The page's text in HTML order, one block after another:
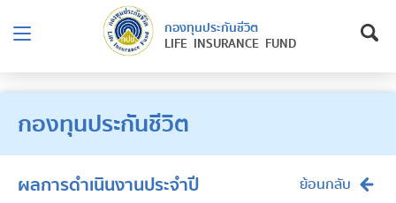
กองทุนประกันชีวิต
LIFE INSURANCE FUND
กองทุนประกันชีวิต
ผลการดำเนินงานประจำปี ย้อนกลับ